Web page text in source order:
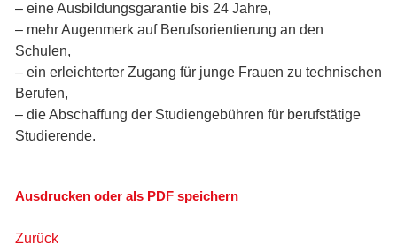
– eine Ausbildungsgarantie bis 24 Jahre,
– mehr Augenmerk auf Berufsorientierung an den
Schulen,
– ein erleichterter Zugang für junge Frauen zu technischen
Berufen,
– die Abschaffung der Studiengebühren für berufstätige
Studierende.
Ausdrucken oder als PDF speichern
Zurück